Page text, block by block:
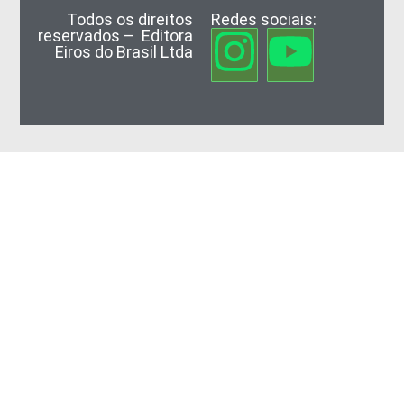
Todos os direitos
reservados – Editora
Eiros do Brasil Ltda
Redes sociais: